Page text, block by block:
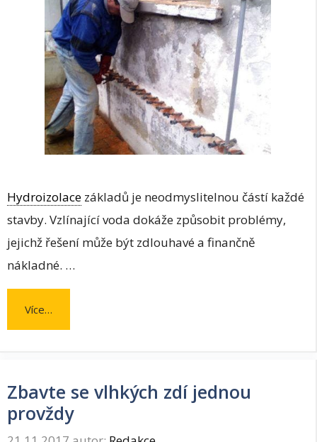
Hydroizolace základů je neodmyslitelnou částí každé
stavby. Vzlínající voda dokáže způsobit problémy,
jejichž řešení může být zdlouhavé a finančně
nákladné. …
Více…
Zbavte se vlhkých zdí jednou
provždy